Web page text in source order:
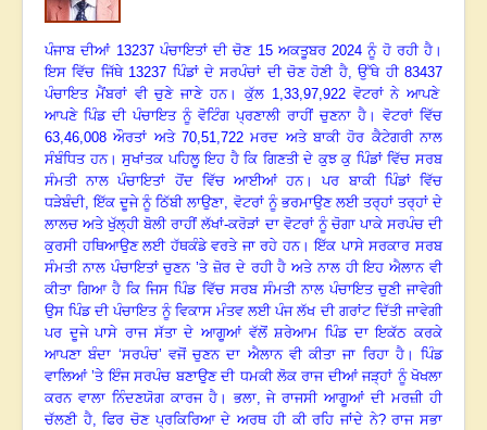
2812246
ਪੰਜਾਬ ਦੀਆਂ 13237ਪੰਚਾਇਤਾਂ ਦੀ ਚੋਣ 15ਅਕਤੂਬਰ 2024 ਨੂੰ ਹੋ ਰਹੀ ਹੈ ।
ਇਸ ਵਿੱਚ ਜਿੱਥੇ 13237 ਪਿੰਡਾਂ ਦੇ ਸਰਪੰਚਾਂ ਦੀ ਚੋਣ ਹੋਣੀ ਹੈ, ਉੱਥੇ ਹੀ83437
ਪੰਚਾਇਤ ਮੈਂਬਰਾਂ ਵੀ ਚੁਣੇ ਜਾਣੇ ਹਨ। ਕੁੱਲ 1,33,97,922ਵੋਟਰਾਂ ਨੇ ਆਪਣੇ
ਆਪਣੇ ਪਿੰਡ ਦੀ ਪੰਚਾਇਤ ਨੂੰ ਵੋਟਿੰਗ ਪ੍ਰਣਾਲੀ ਰਾਹੀਂ ਚੁਣਨਾ ਹੈ । ਵੋਟਰਾਂ ਵਿੱਚ
63,46,008 ਔਰਤਾਂ ਅਤੇ 70,51,722 ਮਰਦ ਅਤੇ ਬਾਕੀ ਹੋਰ ਕੈਟੇਗਰੀ ਨਾਲ
ਸੰਬੰਧਿਤ ਹਨ।ਸੁਖਾਂਤਕ ਪਹਿਲੂ ਇਹ ਹੈ ਕਿ ਗਿਣਤੀ ਦੇ ਕੁਝ ਕੁ ਪਿੰਡਾਂ ਵਿੱਚ ਸਰਬ
ਸੰਮਤੀ ਨਾਲ ਪੰਚਾਇਤਾਂ ਹੋਂਦ ਵਿੱਚ ਆਈਆਂ ਹਨ।ਪਰ ਬਾਕੀ ਪਿੰਡਾਂ ਵਿੱਚ
ਧੜੇਬੰਦੀ,ਇੱਕ ਦੂਜੇ ਨੂੰ ਠਿੱਬੀ ਲਾਉਣਾ, ਵੋਟਰਾਂ ਨੂੰ ਭਰਮਾਉਣ ਲਈ ਤਰ੍ਹਾਂ ਤਰ੍ਹਾਂ ਦੇ
ਲਾਲਚ ਅਤੇ ਖੁੱਲ੍ਹੀ ਬੋਲੀ ਰਾਹੀਂ ਲੱਖਾਂ-ਕਰੋੜਾਂ ਦਾ ਵੋਟਰਾਂ ਨੂੰ ਚੋਗਾ ਪਾਕੇ ਸਰਪੰਚ ਦੀ
ਕੁਰਸੀ ਹਥਿਆਉਣ ਲਈ ਹੱਥਕੰਡੇ ਵਰਤੇ ਜਾ ਰਹੇ ਹਨ।ਇੱਕ ਪਾਸੇ ਸਰਕਾਰ ਸਰਬ
ਸੰਮਤੀ ਨਾਲ ਪੰਚਾਇਤਾਂ ਚੁਣਨ ’ਤੇ ਜ਼ੋਰ ਦੇ ਰਹੀ ਹੈ ਅਤੇ ਨਾਲ ਹੀ ਇਹ ਐਲਾਨ ਵੀ
ਕੀਤਾ ਗਿਆ ਹੈ ਕਿ ਜਿਸ ਪਿੰਡ ਵਿੱਚ ਸਰਬ ਸੰਮਤੀ ਨਾਲ ਪੰਚਾਇਤ ਚੁਣੀ ਜਾਵੇਗੀ
ਉਸ ਪਿੰਡ ਦੀ ਪੰਚਾਇਤ ਨੂੰ ਵਿਕਾਸ ਮੰਤਵ ਲਈ ਪੰਜ ਲੱਖ ਦੀ ਗਰਾਂਟ ਦਿੱਤੀ ਜਾਵੇਗੀ
ਪਰ ਦੂਜੇ ਪਾਸੇ ਰਾਜ ਸੱਤਾ ਦੇ ਆਗੂਆਂ ਵੱਲੋਂ ਸ਼ਰੇਆਮ ਪਿੰਡ ਦਾ ਇਕੱਠ ਕਰਕੇ
ਆਪਣਾ ਬੰਦਾ ‘ਸਰਪੰਚ’ ਵਜੋਂ ਚੁਣਨ ਦਾ ਐਲਾਨ ਵੀ ਕੀਤਾ ਜਾ ਰਿਹਾ ਹੈ। ਪਿੰਡ
ਵਾਲਿਆਂ ’ਤੇ ਇੰਜ ਸਰਪੰਚ ਬਣਾਉਣ ਦੀ ਧਮਕੀ ਲੋਕ ਰਾਜ ਦੀਆਂ ਜੜ੍ਹਾਂ ਨੂੰ ਖੋਖਲਾ
ਕਰਨ ਵਾਲਾ ਨਿੰਦਣਯੋਗ ਕਾਰਜ ਹੈ। ਭਲਾ,ਜੇ ਰਾਜਸੀ ਆਗੂਆਂ ਦੀ ਮਰਜ਼ੀ ਹੀ
ਚੱਲਣੀ ਹੈ, ਫਿਰ ਚੋਣ ਪ੍ਰਕਿਰਿਆ ਦੇ ਅਰਥ ਹੀ ਕੀ ਰਹਿ ਜਾਂਦੇ ਨੇ?ਰਾਜ ਸਭਾ